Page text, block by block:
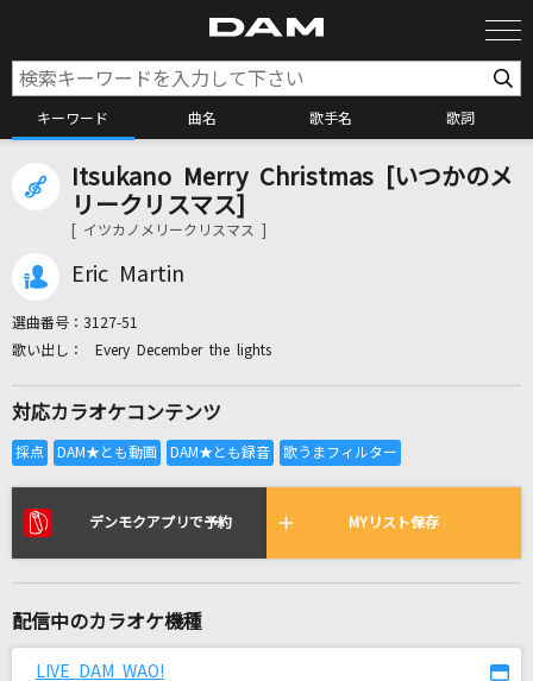
キーワード 曲名 歌手名 歌詞
カラオケ検索
カラオケリクエスト
リアルタイムで歌われている曲の一覧
[生音]さよならエレジー
コイスルオトメ
いきものがかり
Itsukano Merry Christmas [いつかのメ
リークリスマス]
[ イツカノメリークリスマス ]
Eric Martin
選曲番号： 3127-51
Every December the lights
対応カラオケコンテンツ
デンモクアプリで予約 MYリスト保存
配信中のカラオケ機種
LIVE DAM WAO!